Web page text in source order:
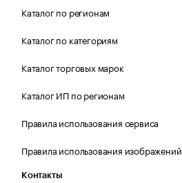
Каталог по регионам
Каталог по категориям
Каталог торговых марок
Каталог ИП по регионам
Правила использования сервиса
Правила использования изображений
Контакты